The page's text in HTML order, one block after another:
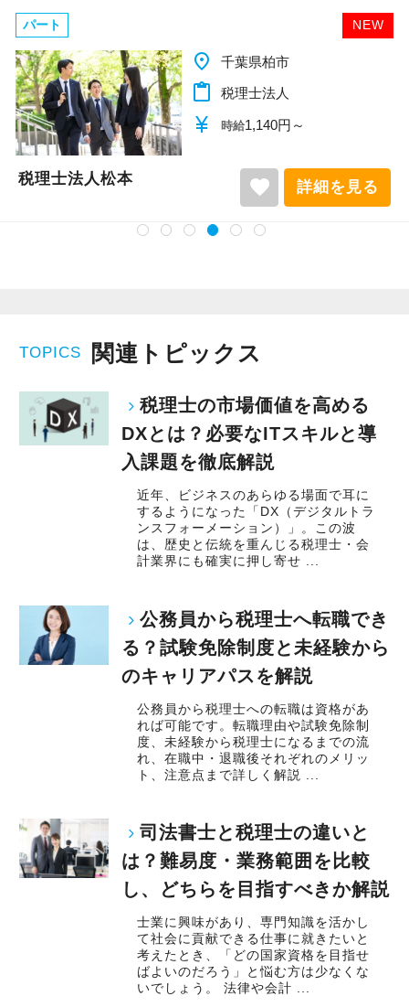
NEW
パート
place 千葉県柏市
content_paste 税理士法人
currency_yen 時給1,140円～
税理士法人松本 favorite 詳細を見る
TOPICS 関連トピックス
税理士の市場価値を高める
DXとは？必要なITスキルと導
入課題を徹底解説
近年、ビジネスのあらゆる場面で耳に
するようになった「DX（デジタルトラ
ンスフォーメーション）」。この波
は、歴史と伝統を重んじる税理士・会
計業界にも確実に押し寄せ ...
公務員から税理士へ転職でき
る？試験免除制度と未経験から
のキャリアパスを解説
公務員から税理士への転職は資格があ
れば可能です。転職理由や試験免除制
度、未経験から税理士になるまでの流
れ、在職中・退職後それぞれのメリッ
ト、注意点まで詳しく解説 ...
司法書士と税理士の違いと
は？難易度・業務範囲を比較
し、どちらを目指すべきか解説
士業に興味があり、専門知識を活かし
て社会に貢献できる仕事に就きたいと
考えたとき、「どの国家資格を目指せ
ばよいのだろう」と悩む方は少なくな
いでしょう。 法律や会計 ...